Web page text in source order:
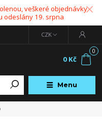
veškeré objednávky
odeslány 19. srpna
Menu
CZK
0
0 Kč